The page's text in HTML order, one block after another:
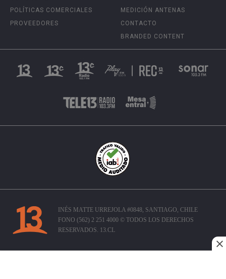
POLÍTICAS COMERCIALES
PROVEEDORES
MEDICIÓN ANTENAS
CONTACTO
BRANDED CONTENT
INÉS MATTE URREJOLA #0848, SANTIAGO, CHILE
FONO (562) 2 251 4000 © TODOS LOS DERECHOS
RESERVADOS. 13.CL